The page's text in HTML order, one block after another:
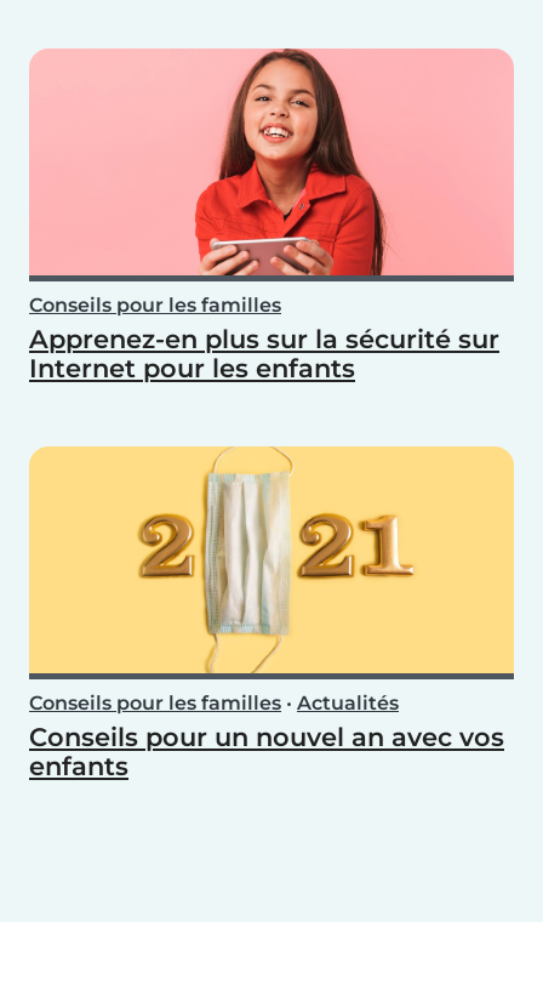
Conseils pour les familles
Apprenez-en plus sur la sécurité sur
Internet pour les enfants
Conseils pour les familles • Actualités
Conseils pour un nouvel an avec vos
enfants